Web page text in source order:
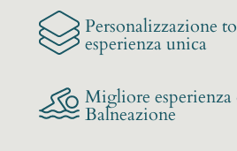
Personalizzazione
esperienza unica
Migliore
Balneazione